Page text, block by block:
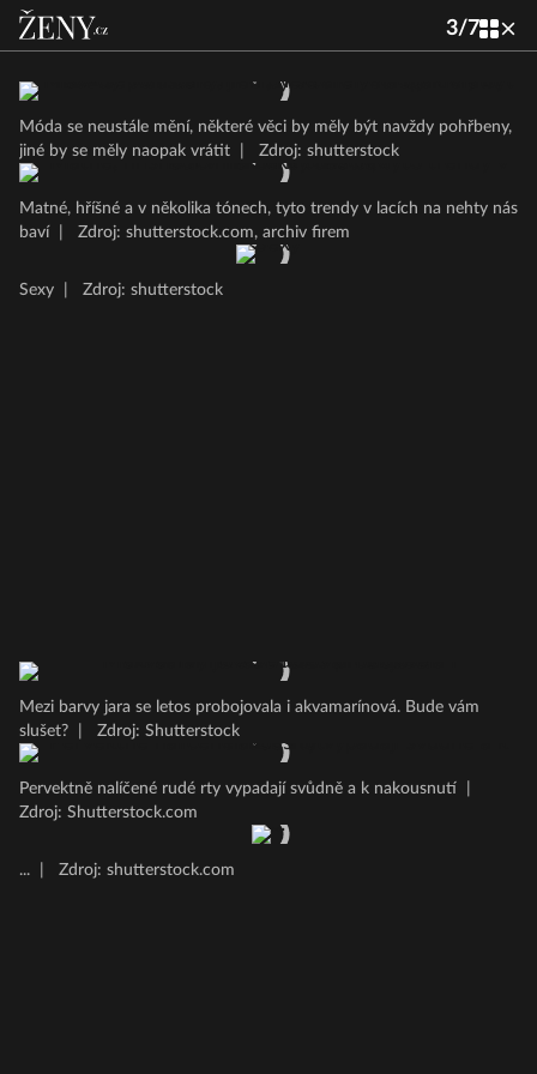
3/7
Móda se neustále mění, některé věci by měly být navždy pohřbeny,
jiné by se měly naopak vrátit
Zdroj: shutterstock
Matné, hříšné a v několika tónech, tyto trendy v lacích na nehty nás
baví
Zdroj: shutterstock.com, archiv firem
Sexy Zdroj: shutterstock
Mezi barvy jara se letos probojovala i akvamarínová. Bude vám
slušet?
Zdroj: Shutterstock
Pervektně nalíčené rudé rty vypadají svůdně a k nakousnutí
Zdroj: Shutterstock.com
... Zdroj: shutterstock.com